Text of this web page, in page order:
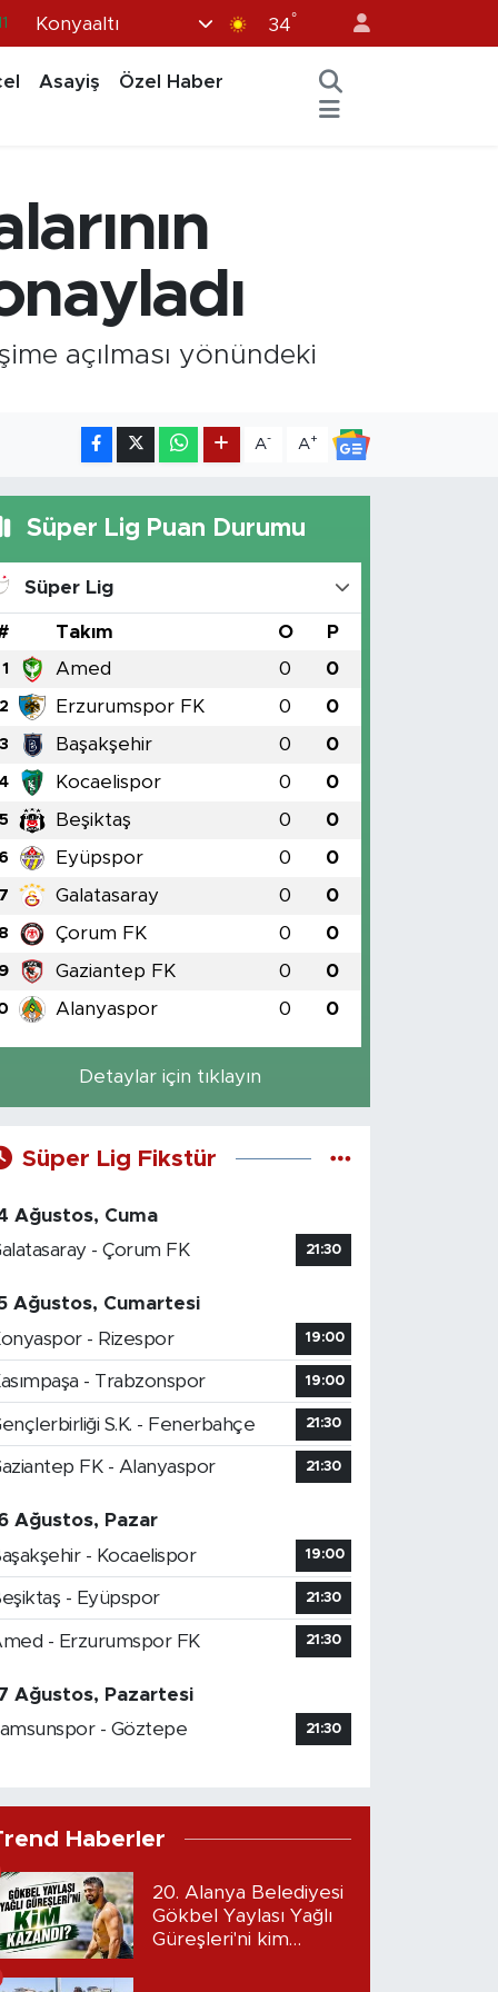
Konyaaltı 34°
Asayiş
Özel Haber
açılması yönündeki
A- A+
Süper Lig Puan Durumu
Süper Lig
Takım O P
1 Amed 0 0
2 Erzurumspor FK 0 0
3 Başakşehir 0 0
Kocaelispor 0 0
5 Beşiktaş 0 0
6 Eyüpspor 0 0
7 Galatasaray 0 0
8 Çorum FK 0 0
9 Gaziantep FK 0 0
Alanyaspor 0 0
Detaylar için tıklayın
Süper Lig Fikstür
Ağustos, Cuma
- Çorum FK
21:30
Ağustos, Cumartesi
- Rizespor
19:00
- Trabzonspor 19:00
S.K. - Fenerbahçe 21:30
FK - Alanyaspor 21:30
Ağustos, Pazar
- Kocaelispor
19:00
- Eyüpspor 21:30
- Erzurumspor FK 21:30
Ağustos, Pazartesi
- Göztepe
21:30
Haberler
20. Alanya Belediyesi
Gökbel Yaylası Yağlı
Güreşleri'ni kim